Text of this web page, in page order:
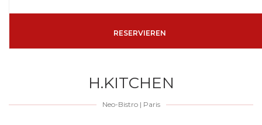
RESERVIEREN
H.KITCHEN
Neo-Bistro | Paris